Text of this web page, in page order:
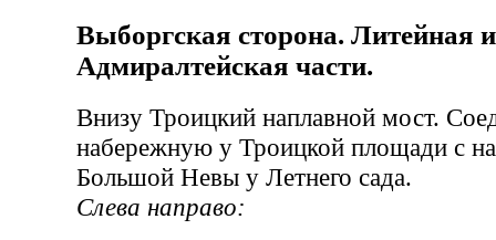
Выборгская сторона. Литейная и
Адмиралтейская части.
Внизу Троицкий наплавной мост.
набережную у Троицкой площади с
Большой Невы у Летнего сада.
Слева направо: